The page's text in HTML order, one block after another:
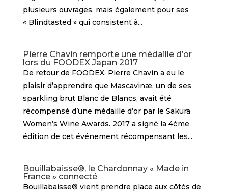
plusieurs ouvrages, mais également pour ses
« Blindtasted » qui consistent à...
Pierre Chavin remporte une médaille d’or
lors du FOODEX Japan 2017
De retour de FOODEX, Pierre Chavin a eu le
plaisir d’apprendre que Mascavinæ, un de ses
sparkling brut Blanc de Blancs, avait été
récompensé d’une médaille d’or par le Sakura
Women’s Wine Awards. 2017 a signé la 4ème
édition de cet événement récompensant les...
Bouillabaisse®, le Chardonnay « Made in
France » connecté
Bouillabaisse® vient prendre place aux côtés de